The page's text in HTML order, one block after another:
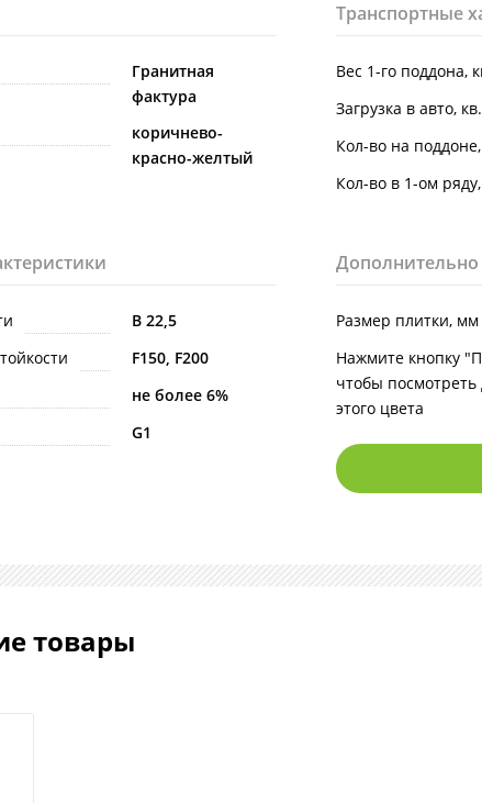
Гранитная
фактура
коричнево-
красно-желтый
Транспортные
Вес 1-го поддона,
Загрузка в авто,
Кол-во на
Кол-во в 1-ом
В 22,5
F150, F200
не более 6%
G1
Дополнительно
Размер плитки, мм
Нажмите кнопку
чтобы
этого цвета
товары